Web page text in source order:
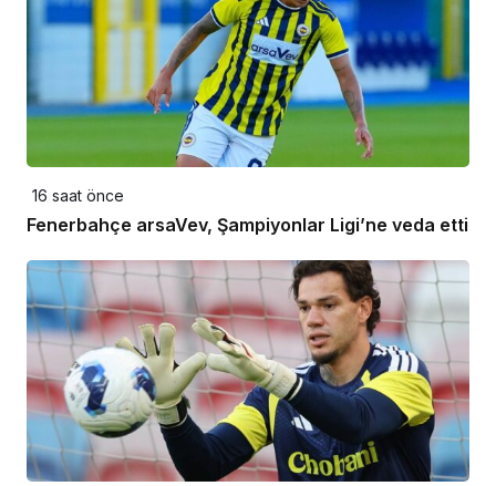
16 saat önce
Fenerbahçe arsaVev, Şampiyonlar Ligi’ne veda etti